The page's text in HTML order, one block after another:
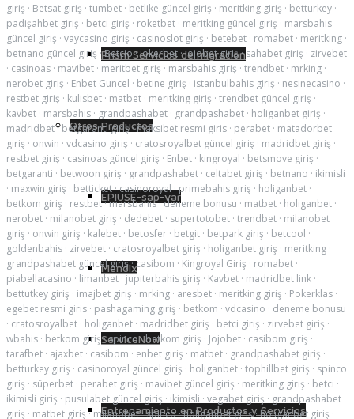
Prism Servicios de migración
Otros Productos
EPIUSE-sap-var
Mendix
ServiceNow
Entrenamiento en Productos y Servicios
giriş · Betsat giriş · tumbet · betlike güncel giriş · meritking giriş · betturkey ·
padişahbet giriş · betci giriş · roketbet · meritking güncel giriş · marsbahis
güncel giriş · vaycasino giriş · casinoslot giriş · betebet · romabet · meritking ·
betnano güncel giriş ·Betcio·jokerbet ·jojobet giriş·sahabet giriş · zirvebet
· casinoas · mavibet · meritbet giriş · marsbahis giriş · trendbet · mrking ·
nerobet giriş · Enbet Guncel · betine giriş · istanbulbahis giriş · nesinecasino ·
restbet giriş · kulisbet · matbet · meritking giriş · trendbet güncel giriş ·
kavbet · marsbahis · grandpashabet · grandpashabet · holiganbet giriş ·
madridbet·betgaranti giriş·maksibet resmi giris · perabet · matadorbet
giriş · onwin · vdcasino giriş · cratosroyalbet güncel giriş · madridbet giriş ·
restbet giriş · casinoas güncel giriş · Enbet · kingroyal · betsmove giriş ·
betgaranti · betwoon giriş · grandpashabet · celtabet giriş · betnano · ikimisli
· maxwin giriş · betticket·casinoroyal·primebahis giriş · holiganbet ·
betkom giriş · restbet·marsbahis·deneme bonusu · matbet · holiganbet ·
nerobet · milanobet giriş · dedebet · supertotobet · trendbet · milanobet
giriş · onwin giriş · kalebet · betosfer · betgit · betpark giriş · betcool ·
goldenbahis · zirvebet · cratosroyalbet giriş · holiganbet giriş · meritking ·
grandpashabet güncel giriş·casibom · Kingroyal Giriş · romabet ·
piabellacasino · limanbet·jupiterbahis giriş · Kavbet · madridbet link ·
bettutkey giriş · imajbet giriş · mrking · aresbet · meritking giriş · Pokerklas ·
egebet resmi giris · pashagaming giriş · betkom · vdcasino · deneme bonusu
· cratosroyalbet · holiganbet · madridbet giriş · betci giriş · zirvebet giriş ·
wbahis · betkom giriş·spinco·betkom giriş · Jojobet · casibom giriş ·
tarafbet · ajaxbet · casibom · enbet giriş · matbet · grandpashabet giriş ·
betturkey giriş · casinoroyal güncel giriş · holiganbet · tophillbet giriş · spinco
giriş · süperbet · perabet giriş · mavibet güncel giriş · meritking giriş · betci ·
ikimisli giriş · pusulabet güncel giriş · ikimisli · vegabet giriş · grandpashabet
giriş · matbet giriş·milanobet·spinco·holiganbet giriş·holiganbet giriş ·